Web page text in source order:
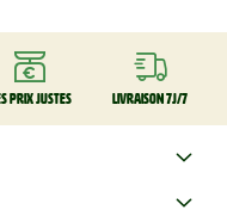
prix justes Livraison 7J/7